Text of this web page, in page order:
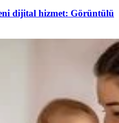
dijital hizmet: Görüntülü